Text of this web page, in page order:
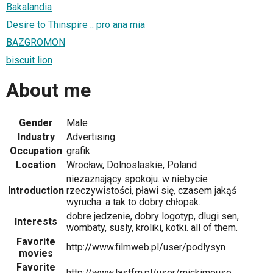
Bakalandia
Desire to Thinspire :: pro ana mia
BAZGROMON
biscuit lion
About me
Gender
Male
Industry
Advertising
Occupation grafik
Location
Wrocław, Dolnoslaskie, Poland
Introduction
niezaznający spokoju. w niebycie
rzeczywistości, pławi się, czasem jakąś
wyrucha. a tak to dobry chłopak.
Interests
dobre jedzenie, dobry logotyp, dlugi sen,
wombaty, susly, kroliki, kotki. all of them.
Favorite
movies
http://www.filmweb.pl/user/podlysyn
Favorite